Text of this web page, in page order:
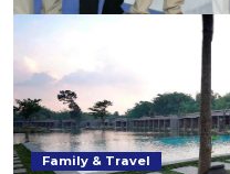
Family & Travel